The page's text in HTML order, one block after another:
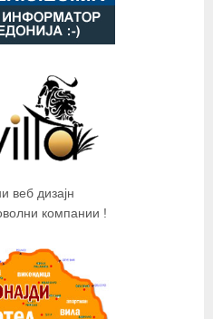
веб дизајн
компании !